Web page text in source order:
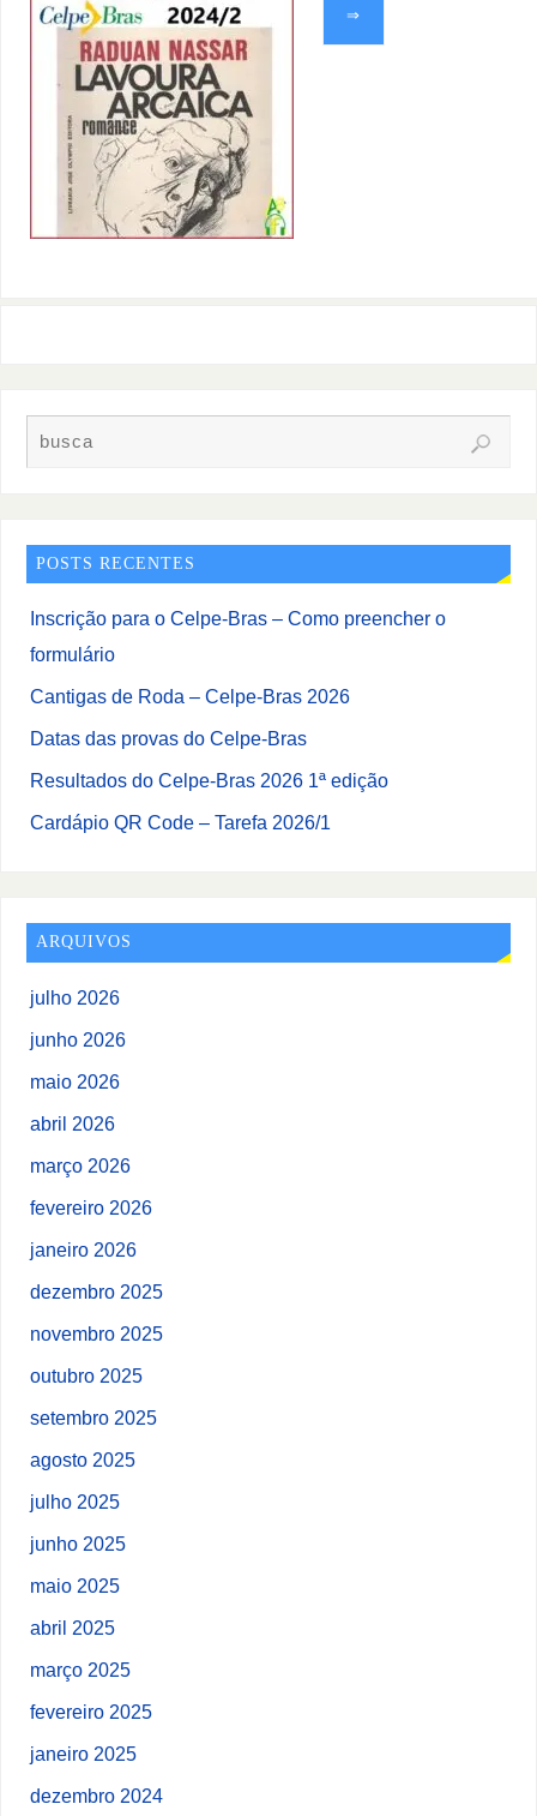
⇒
POSTS RECENTES
Inscrição para o Celpe-Bras – Como preencher o
formulário
Cantigas de Roda – Celpe-Bras 2026
Datas das provas do Celpe-Bras
Resultados do Celpe-Bras 2026 1ª edição
Cardápio QR Code – Tarefa 2026/1
ARQUIVOS
julho 2026
junho 2026
maio 2026
abril 2026
março 2026
fevereiro 2026
janeiro 2026
dezembro 2025
novembro 2025
outubro 2025
setembro 2025
agosto 2025
julho 2025
junho 2025
maio 2025
abril 2025
março 2025
fevereiro 2025
janeiro 2025
dezembro 2024